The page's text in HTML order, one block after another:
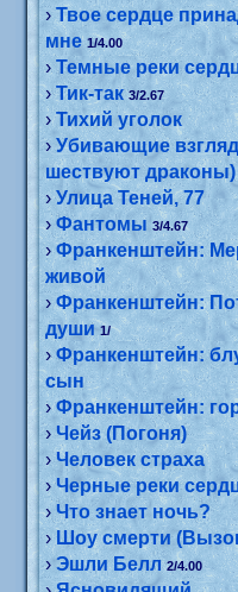
›Твое сердце
мне 1/4.00
›Темные реки
›Тик-так 3/2.67
›Тихий уголок
›Убивающие
шествуют драконы)
›Улица Теней, 77
›Фантомы 3/4.67
›Франкенштейн:
живой
›Франкенштейн:
души 1/
›Франкенштейн:
сын
›Франкенштейн:
›Чейз (Погоня)
›Человек страха
›Черные реки
›Что знает ночь?
›Шоу смерти
›Эшли Белл 2/4.00